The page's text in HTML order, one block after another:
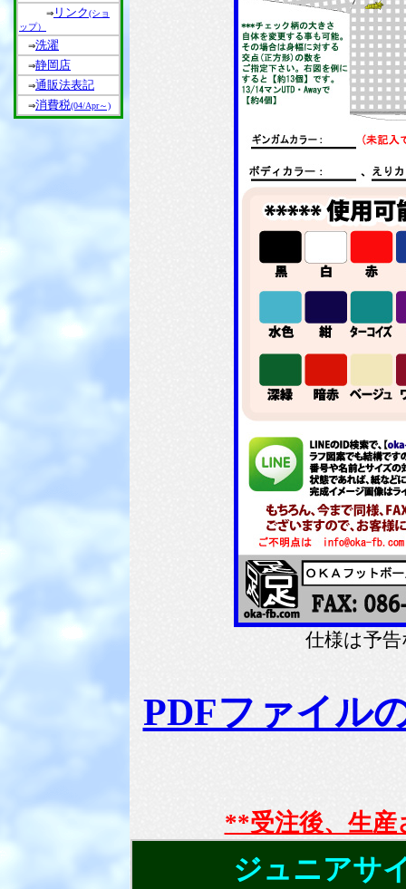
⇒ リンク(ショ
ップ）
⇒洗濯
⇒静岡店
⇒通販法表記
⇒消費税(04/Apr～)
仕様は予
PDFファイル
**受注後、生産
ジュニアサ